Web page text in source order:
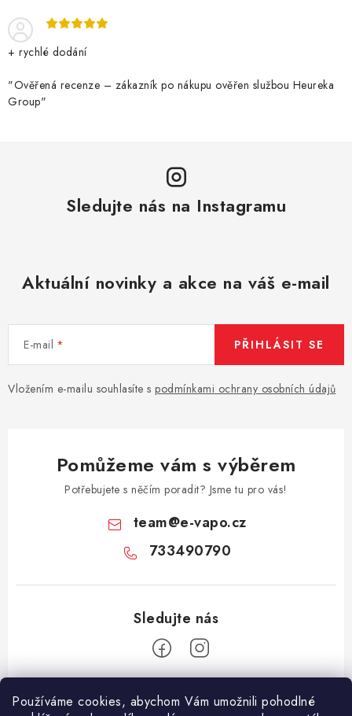
Používáme cookies, abychom Vám umožnili pohodlné
p
r
k
y
+ rychlé dodání
"Ověřená recenze – zákazník po nákupu ověřen službou Heureka
Group"
Sledujte nás na Instagramu
Aktuální novinky a akce na váš e-mail
E-mail
Vložením e-mailu souhlasíte s podmínkami ochrany osobních údajů
PŘIHLÁSIT SE
Pomůžeme vám s výběrem
Potřebujete s něčím poradit? Jsme tu pro vás!
team@e-vapo.cz
733490790
Z